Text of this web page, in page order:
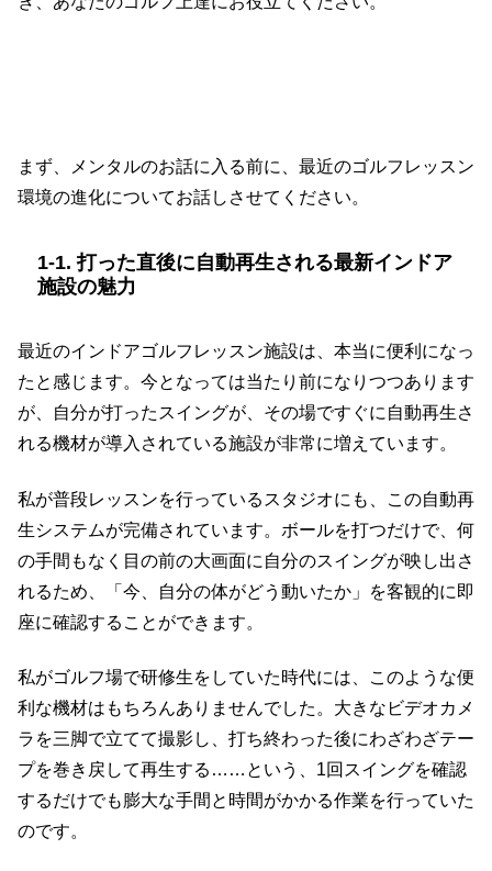
まず、メンタルのお話に入る前に、最近のゴルフレッスン
環境の進化についてお話しさせてください。
1-1. 打った直後に自動再生される最新インドア
施設の魅力
最近のインドアゴルフレッスン施設は、本当に便利になっ
たと感じます。今となっては当たり前になりつつあります
が、自分が打ったスイングが、その場ですぐに自動再生さ
れる機材が導入されている施設が非常に増えています。
私が普段レッスンを行っているスタジオにも、この自動再
生システムが完備されています。ボールを打つだけで、何
の手間もなく目の前の大画面に自分のスイングが映し出さ
れるため、「今、自分の体がどう動いたか」を客観的に即
座に確認することができます。
私がゴルフ場で研修生をしていた時代には、このような便
利な機材はもちろんありませんでした。大きなビデオカメ
ラを三脚で立てて撮影し、打ち終わった後にわざわざテー
プを巻き戻して再生する……という、1回スイングを確認
するだけでも膨大な手間と時間がかかる作業を行っていた
のです。